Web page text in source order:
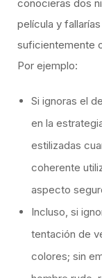
conocieras dos
película y
suficientemente
Por ejemplo:
Si ignoras el
en la
estilizadas
coherente
aspecto
Incluso, si
tentación de
colores; sin